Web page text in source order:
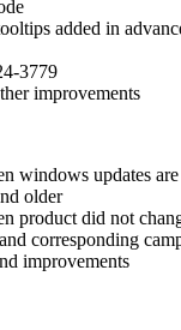
added in
3779
improvements
windows updates
older
product did not
corresponding
improvements